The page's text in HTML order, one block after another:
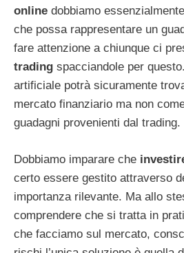
online dobbiamo
che possa rappresentare un
fare attenzione a chiunque ci
trading spacciandole per
artificiale potrà sicuramente
mercato finanziario ma non
guadagni provenienti dal trading.
Dobbiamo imparare che
certo essere gestito attraverso
importanza rilevante. Ma allo
comprendere che si tratta in
che facciamo sul mercato,